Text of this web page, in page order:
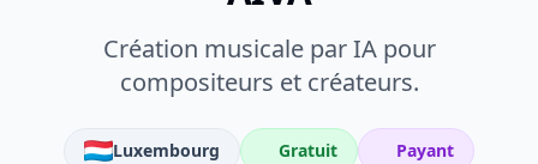
Création musicale par IA pour
compositeurs et créateurs.
Luxembourg Gratuit Payant